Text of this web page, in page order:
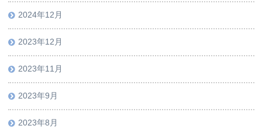
2024年12月
2023年12月
2023年11月
2023年9月
2023年8月